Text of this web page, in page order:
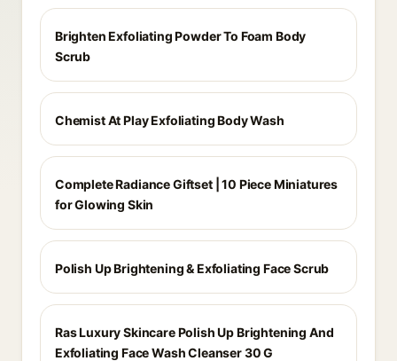
Brighten Exfoliating Powder To Foam Body
Scrub
Chemist At Play Exfoliating Body Wash
Complete Radiance Giftset | 10 Piece Miniatures
for Glowing Skin
Polish Up Brightening & Exfoliating Face Scrub
Ras Luxury Skincare Polish Up Brightening And
Exfoliating Face Wash Cleanser 30 G